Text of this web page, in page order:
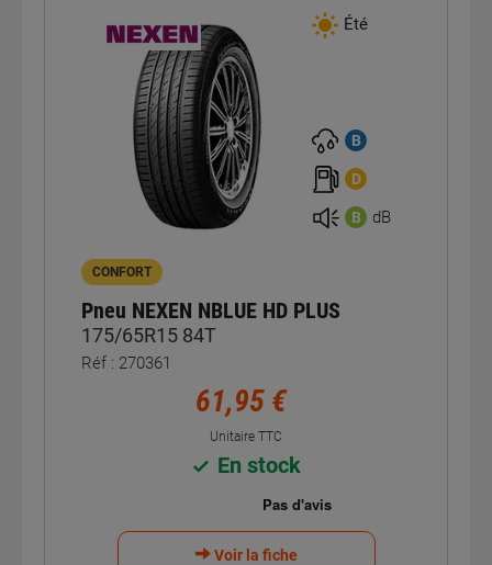
Été
B
D
B dB
CONFORT
Pneu NEXEN NBLUE HD PLUS
175/65R15 84T
Réf : 270361
61,95 €
Unitaire TTC
En stock
Voir la fiche